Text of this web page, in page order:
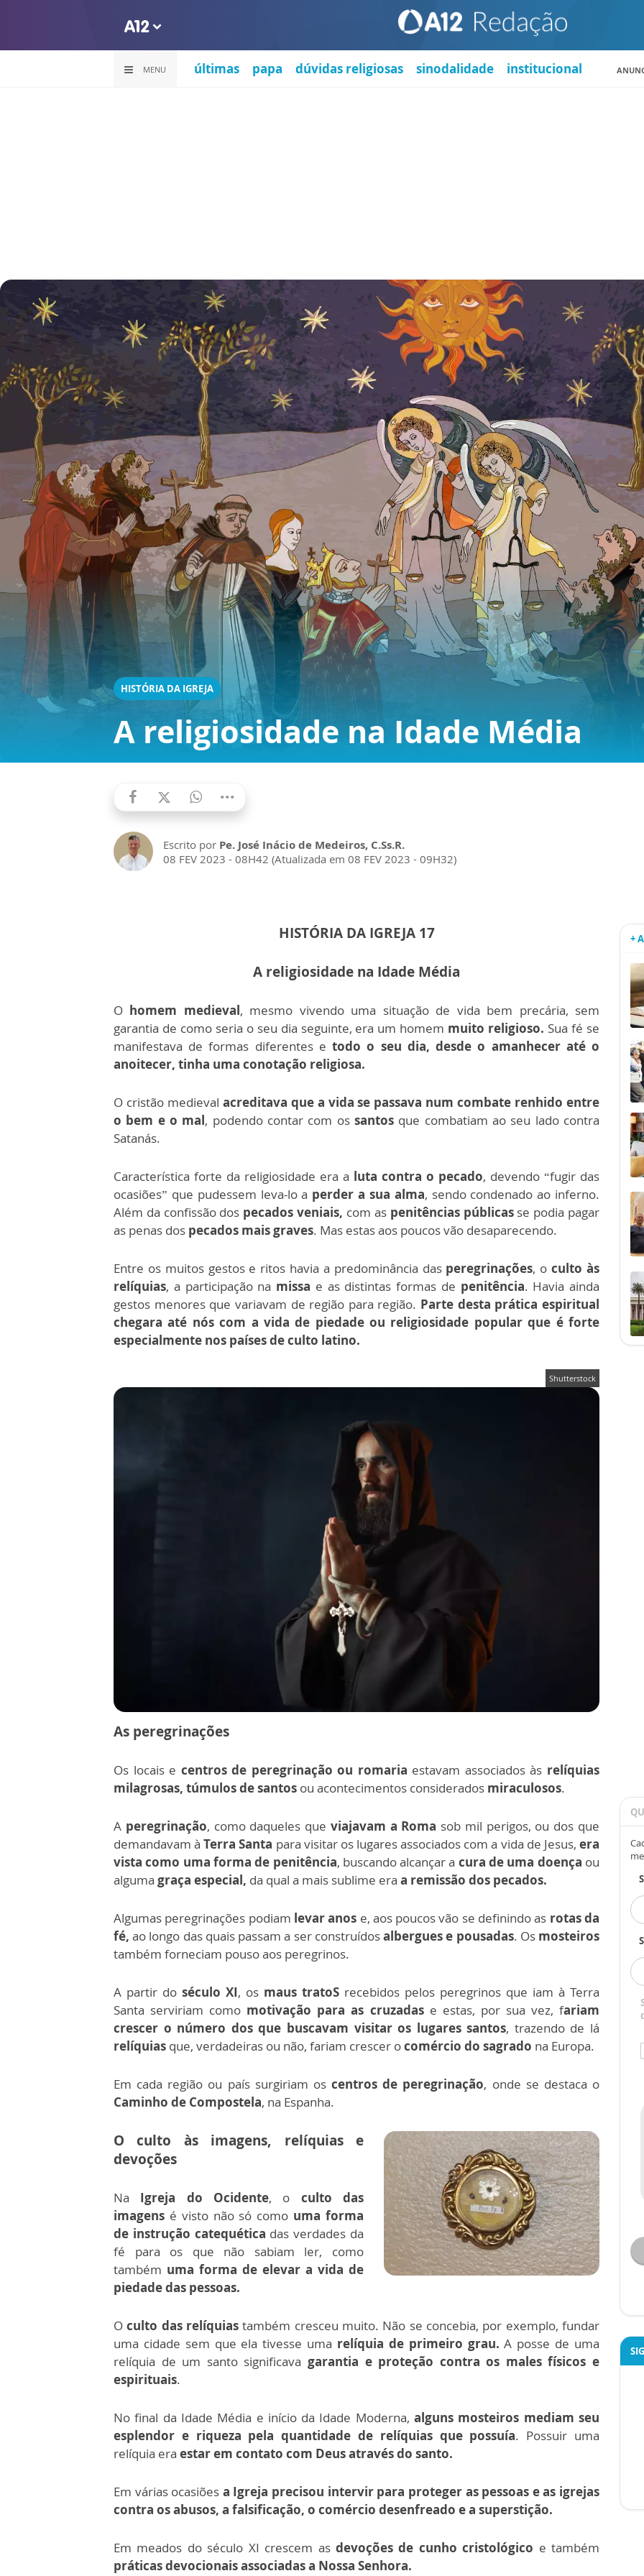
MENU últimas papa dúvidas religiosas sinodalidade institucional
HISTÓRIA DA IGREJA
A religiosidade na Idade Média
Escrito por Pe. José Inácio de Medeiros, C.Ss.R.
08 FEV 2023 - 08H42 (Atualizada em 08 FEV 2023 - 09H32)
HISTÓRIA DA IGREJA 17
A religiosidade na Idade Média
O homem medieval, mesmo vivendo uma situação de vida bem precária, sem
garantia de como seria o seu dia seguinte, era um homem muito religioso. Sua fé se
manifestava de formas diferentes etodo o seu dia, desde o amanhecer até o
anoitecer, tinha uma conotação religiosa.
O cristão medieval acreditava que a vida se passava num combate renhido entre
o bem e o mal, podendo contar com ossantos que combatiam ao seu lado contra
Satanás.
Característica forte da religiosidade era a luta contra o pecado, devendo “fugir das
ocasiões” que pudessem leva-lo a perder a sua alma, sendo condenado ao inferno.
Além da confissão dos pecados veniais, com as penitências públicasse podia pagar
as penas dos pecados mais graves. Mas estas aos poucos vão desaparecendo.
Entre os muitos gestos e ritos havia a predominância das peregrinações, oculto às
relíquias, a participação na missa e as distintas formas de penitência. Havia ainda
gestos menores que variavam de região para região. Parte desta prática espiritual
chegara até nós com a vida de piedade ou religiosidade popular que é forte
especialmente nos países de culto latino.
Shutterstock
As peregrinações
Os locais e centros de peregrinação ou romaria estavam associados às relíquias
milagrosas, túmulos de santos ou acontecimentos considerados miraculosos.
A peregrinação, como daqueles que viajavam a Roma sob mil perigos, ou dos que
demandavam àTerra Santa para visitar os lugares associados com a vida de Jesus,era
vista como uma forma de penitência, buscando alcançar a cura de uma doença ou
alguma graça especial, da qual a mais sublime era a remissão dos pecados.
Algumas peregrinações podiam levar anos e, aos poucos vão se definindo as rotas da
fé, ao longo das quais passam a ser construídosalbergues e pousadas. Os mosteiros
também forneciam pouso aos peregrinos.
A partir do século XI, os maus tratoS recebidos pelos peregrinos que iam à Terra
Santa serviriam como motivação para as cruzadase estas, por sua vez, fariam
crescer o número dos que buscavam visitar os lugares santos, trazendo de lá
relíquias que, verdadeiras ou não, fariam crescer ocomércio do sagrado na Europa.
Em cada região ou país surgiriam oscentros de peregrinação, onde se destaca o
Caminho de Compostela, na Espanha.
O culto às imagens, relíquias e
devoções
Na Igreja do Ocidente, o culto das
imagens é visto não só como uma forma
de instrução catequética das verdades da
fé para os que não sabiam ler, como
também uma forma de elevar a vida de
piedade das pessoas.
Oculto das relíquias também cresceu muito. Não se concebia, por exemplo, fundar
uma cidade sem que ela tivesse uma relíquia de primeiro grau. A posse de uma
relíquia de um santo significava garantia e proteção contra os males físicos e
espirituais.
No final da Idade Média e início da Idade Moderna,alguns mosteiros mediam seu
esplendor e riqueza pela quantidade de relíquias que possuía. Possuir uma
relíquia era estar em contato com Deus através do santo.
Em várias ocasiões a Igreja precisou intervir para proteger as pessoas e as igrejas
contra os abusos, a falsificação, o comércio desenfreado e a superstição.
Em meados do século XI crescem as devoções de cunho cristológico e também
práticas devocionais associadas a Nossa Senhora.
+